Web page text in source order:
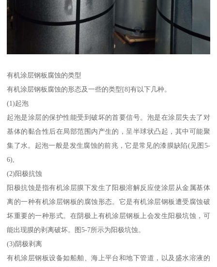
有机涂层钢板腐蚀的类型
有机涂层钢板腐蚀的形态及一些的类型[8]有以下几种。
(1)起泡
起泡是涂层的保护性能受到破坏的首要信号。泡是在涂层失去了对
基体的黏合性后在局部范围内产生的，呈半球状凸起，其中可能聚
集了水。起泡一般是发生腐蚀的前兆，它是常见的漆膜缺陷(见图5-
6),
(2)阳极抗蚀
阳极抗蚀是指有机涂层膜下发生了阳极溶解反应使涂层从金属基体
离的一种有机涂层钢板的腐蚀形态。它是有机涂层钢板遭受腐蚀破
坏重要的一种形式。在阴极上有机涂层钢板上会发生阳极坑蚀，可
能出现膜的剥离破坏。图5-7所示为阳极坑蚀。
(3)阴极剥离
有机涂层钢板设备如船舶、海上平台和地下管道，以及盛水溶液的